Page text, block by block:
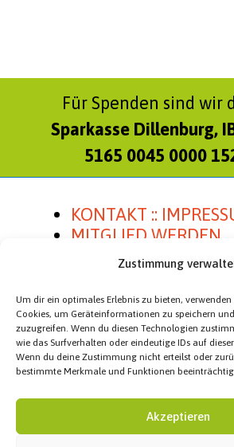
Zustimmung
Um dir ein optimales Erlebnis zu bieten,
Cookies, um Geräteinformationen zu speichern
zuzugreifen. Wenn du diesen Technologien
wie das Surfverhalten oder eindeutige IDs auf
Wenn du deine Zustimmung nicht erteilst oder
bestimmte Merkmale und Funktionen
Akzeptieren
Für Spenden sind wir
Sparkasse Dillenburg,
5165 0045 0000
KONTAKT ::
MITGLIED WERDEN
SATZUNG
Homepage Besucher
Besucher heute:8
Besucher gesamt: